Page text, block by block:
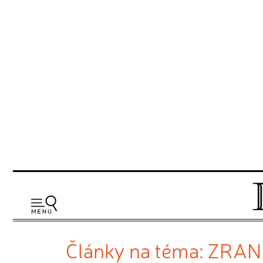
Články na téma: